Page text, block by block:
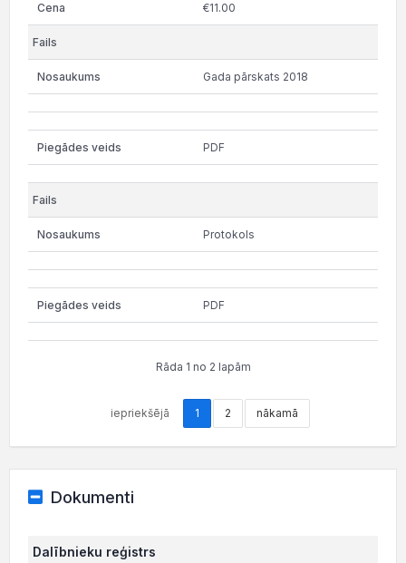
€11.00
Gada pārskats 2018
PDF
Protokols
PDF
Rāda 1 no 2 lapām
iepriekšējā 1 2 nākamā
Dokumenti
Dalībnieku reģistrs